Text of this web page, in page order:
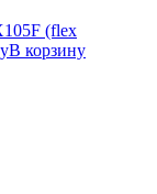
(flex
В корзину